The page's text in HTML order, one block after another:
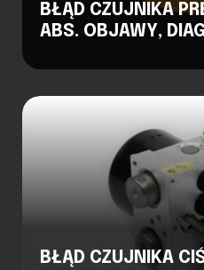
BŁĄD CZUJNIKA
ABS. OBJAWY,
BŁĄD CZUJNIKA